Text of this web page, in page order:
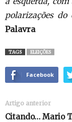
polarizações
Palavra
TAGS ELEIÇÕES
Facebook
Artigo anterior
Citando… Mario